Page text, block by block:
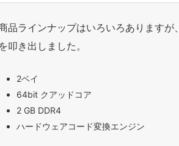
品ラインナップはいろいろあります
を叩き出しました。
2ベイ
64bit クアッドコア
2 GB DDR4
ハードウェアコード変換エンジン